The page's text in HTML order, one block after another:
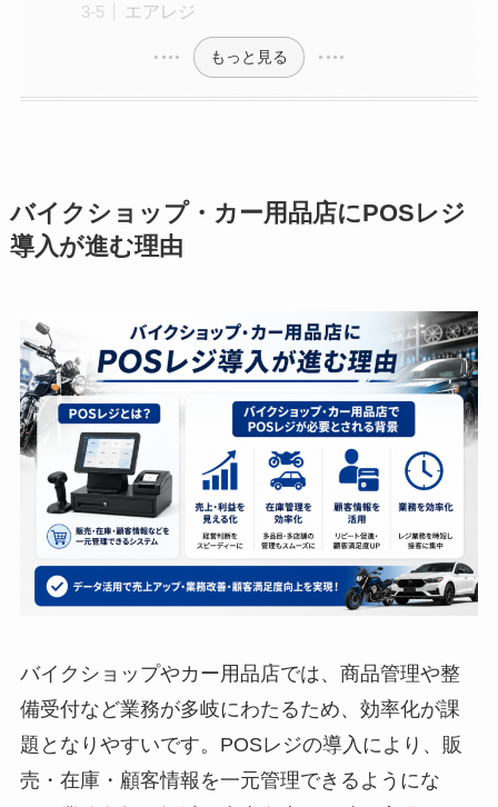
エアレジ
もっと見る
バイクショップ・カー用品店にPOSレジ
導入が進む理由
バイクショップやカー用品店では、商品管理や整
備受付など業務が多岐にわたるため、効率化が課
題となりやすいです。POSレジの導入により、販
売・在庫・顧客情報を一元管理できるようにな